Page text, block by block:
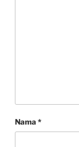
Nama *